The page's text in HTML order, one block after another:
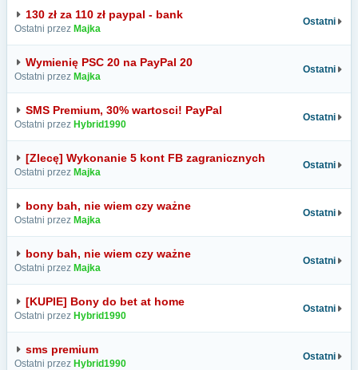
130 zł za 110 zł paypal - bank
Ostatni przez Majka
Ostatni
Wymienię PSC 20 na PayPal 20
Ostatni przez Majka
Ostatni
SMS Premium, 30% wartosci! PayPal
Ostatni przez Hybrid1990
Ostatni
[Zlecę] Wykonanie 5 kont FB zagranicznych
Ostatni przez Majka
Ostatni
bony bah, nie wiem czy ważne
Ostatni przez Majka
Ostatni
bony bah, nie wiem czy ważne
Ostatni przez Majka
Ostatni
[KUPIE] Bony do bet at home
Ostatni przez Hybrid1990
Ostatni
sms premium
Ostatni przez Hybrid1990
Ostatni